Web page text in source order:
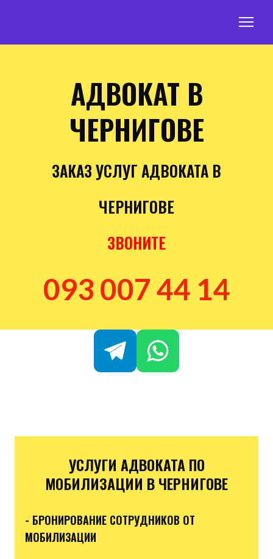
АДВОКАТ В
ЧЕРНИГОВЕ
ЗАКАЗ УСЛУГ АДВОКАТА В
ЧЕРНИГОВЕ
ЗВОНИТЕ
093 007 44 14
УСЛУГИ АДВОКАТА ПО
МОБИЛИЗАЦИИ В ЧЕРНИГОВЕ
- БРОНИРОВАНИЕ СОТРУДНИКОВ ОТ
МОБИЛИЗАЦИИ